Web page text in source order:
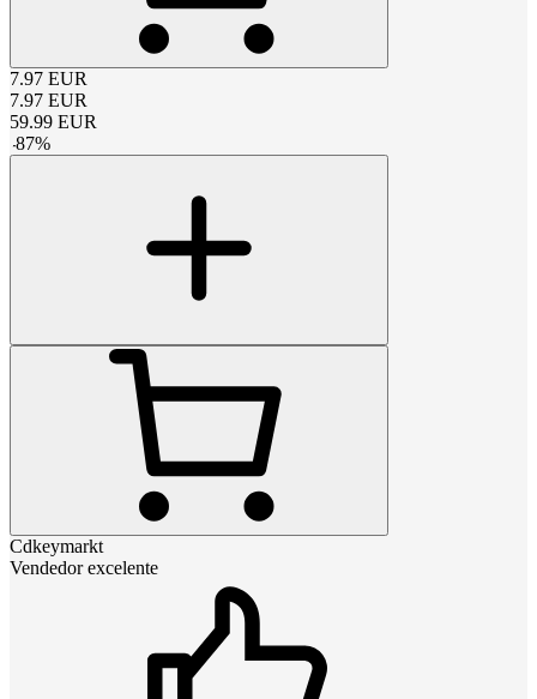
7.97 EUR
7.97 EUR
59.99 EUR
-87%
Cdkeymarkt
Vendedor excelente